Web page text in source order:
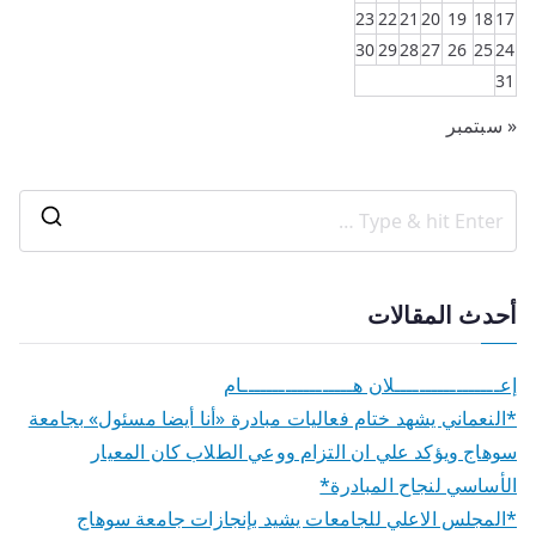
17
18
19
20
21
22
23
24
25
26
27
28
29
30
31
« سبتمبر
أحدث المقالات
إعـــــــــــــــــلان هــــــــــــــــــام
*النعماني يشهد ختام فعاليات مبادرة «أنا أيضا مسئول» بجامعة
سوهاج ويؤكد علي ان التزام ووعي الطلاب كان المعيار
الأساسي لنجاح المبادرة*
*المجلس الاعلي للجامعات يشيد بإنجازات جامعة سوهاج